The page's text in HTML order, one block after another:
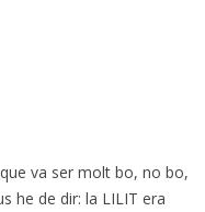
va ser molt bo, no bo,
he de dir: la LILIT era